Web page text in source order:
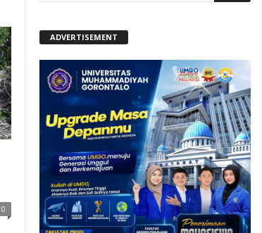
0
ADVERTISEMENT